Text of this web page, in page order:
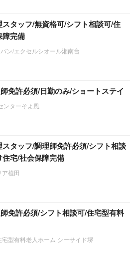
スタッフ/無資格可/シフト相談可/住
障完備
ン/エクセルシオール湘南台
免許必須/日勤のみ/ショートステイ
ンターそよ風
スタッフ/調理師免許必須/シフト相談
宅/社会保障完備
植田
免許必須/シフト相談可/住宅型有料
型有料老人ホーム シーサイド堺